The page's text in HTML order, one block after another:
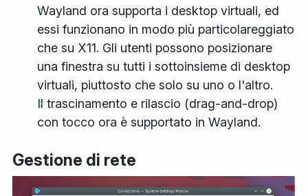
Wayland ora supporta i desktop virtuali, ed
essi funzionano in modo più particolareggiato
che su X11. Gli utenti possono posizionare
una finestra su tutti i sottoinsieme di desktop
virtuali, piuttosto che solo su uno o l'altro.
Il trascinamento e rilascio (drag-and-drop)
con tocco ora è supportato in Wayland.
Gestione di rete